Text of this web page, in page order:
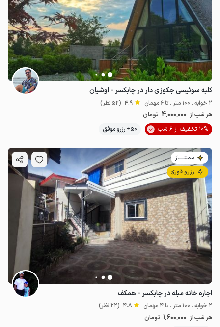
کلبه سوئیسی جکوزی دار در چابکسر - اوشیان
2 خوابه . 100 متر . تا 6 مهمان 4.9 (52 نظر)
هر شب از 4٬000٬000 تومان
10% تخفیف از 6 شب
50+ رزرو موفق
مـمـتــــــاز
رزرو فوری
اجاره خانه مبله در چابکسر - همکف
2 خوابه . 100 متر . تا 4 مهمان 4.8 (22 نظر)
هر شب از 1٬600٬000 تومان